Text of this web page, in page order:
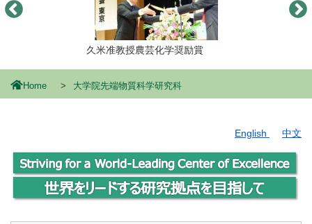
久米准教授農芸化学奨励賞
Home 大学院先端物質科学研究科
English 中文